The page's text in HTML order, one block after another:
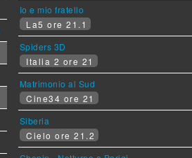
Io e mio fratello
La5 ore 21.1
Spiders 3D
Italia 2 ore 21
Matrimonio al Sud
Cine34 ore 21
Siberia
Cielo ore 21.2